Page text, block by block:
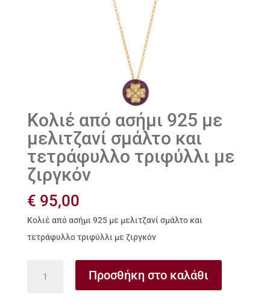
Κολιέ από ασήμι 925 με
μελιτζανί σμάλτο και
τετράφυλλο τριφύλλι με
ζιργκόν
€ 95,00
Κολιέ από ασήμι 925 με μελιτζανί σμάλτο και
τετράφυλλο τριφύλλι με ζιργκόν
Προσθήκη στο καλάθι